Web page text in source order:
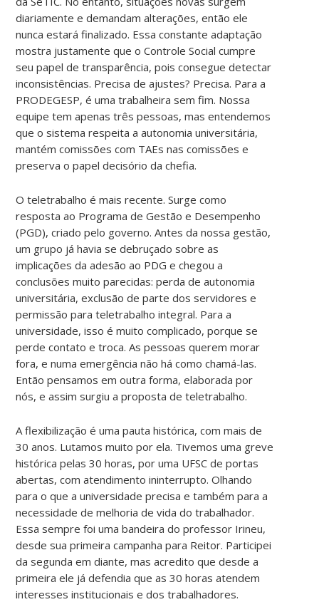
diariamente e demandam alterações, então ele
nunca estará finalizado. Essa constante adaptação
mostra justamente que o Controle Social cumpre
seu papel de transparência, pois consegue detectar
inconsistências. Precisa de ajustes? Precisa. Para a
PRODEGESP, é uma trabalheira sem fim. Nossa
equipe tem apenas três pessoas, mas entendemos
que o sistema respeita a autonomia universitária,
mantém comissões com TAEs nas comissões e
preserva o papel decisório da chefia.
O teletrabalho é mais recente. Surge como
resposta ao Programa de Gestão e Desempenho
(PGD), criado pelo governo. Antes da nossa gestão,
um grupo já havia se debruçado sobre as
implicações da adesão ao PDG e chegou a
conclusões muito parecidas: perda de autonomia
universitária, exclusão de parte dos servidores e
permissão para teletrabalho integral. Para a
universidade, isso é muito complicado, porque se
perde contato e troca. As pessoas querem morar
fora, e numa emergência não há como chamá-las.
Então pensamos em outra forma, elaborada por
nós, e assim surgiu a proposta de teletrabalho.
A flexibilização é uma pauta histórica, com mais de
30 anos. Lutamos muito por ela. Tivemos uma greve
histórica pelas 30 horas, por uma UFSC de portas
abertas, com atendimento ininterrupto. Olhando
para o que a universidade precisa e também para a
necessidade de melhoria de vida do trabalhador.
Essa sempre foi uma bandeira do professor Irineu,
desde sua primeira campanha para Reitor. Participei
da segunda em diante, mas acredito que desde a
primeira ele já defendia que as 30 horas atendem
interesses institucionais e dos trabalhadores.